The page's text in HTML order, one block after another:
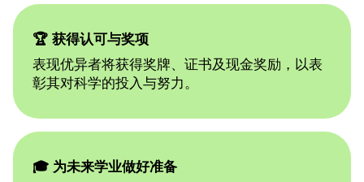
🏆 获得认可与奖项
表现优异者将获得奖牌、证书及现金奖励，以表
彰其对科学的投入与努力。
🎓 为未来学业做好准备